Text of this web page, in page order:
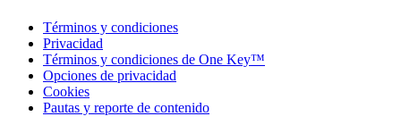
Términos y condiciones
Privacidad
Términos y condiciones de One Key™
Opciones de privacidad
Cookies
Pautas y reporte de contenido